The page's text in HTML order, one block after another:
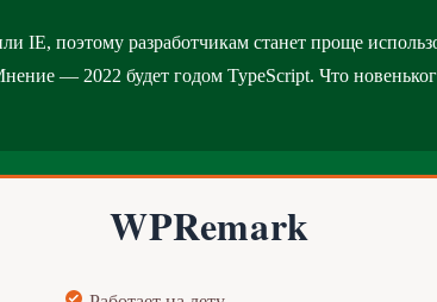
IE, поэтому разработчикам станет проще
— 2022 будет годом TypeScript. Что